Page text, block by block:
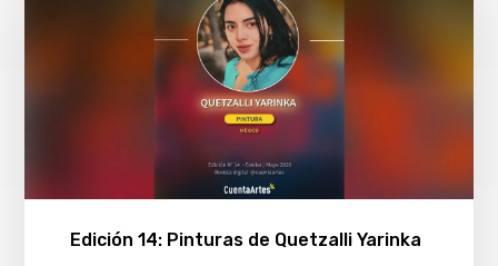
Edición 14: Pinturas de Quetzalli Yarinka